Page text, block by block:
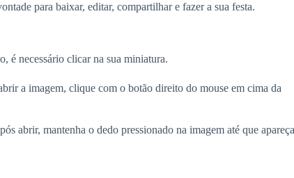
para baixar, editar, compartilhar e fazer a sua festa.
é necessário clicar na sua miniatura.
a imagem, clique com o botão direito do mouse em cima da
abrir, mantenha o dedo pressionado na imagem até que